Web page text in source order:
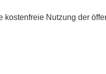
kostenfreie Nutzung der